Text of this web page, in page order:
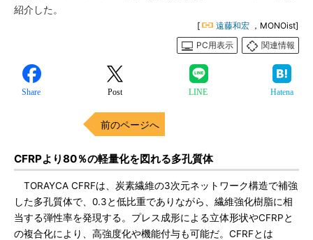
紹介した。
[ 遠藤和宏 ，MONOist]
PC用表示
関連情報
Share Post LINE Hatena
前のページへ
CFRPより80％の軽量化を図れる多孔質体
TORAYCA CFRFは、炭素繊維の3次元ネットワーク構造で補強
した多孔質体で、0.3と低比重でありながら、繊維強化樹脂に相
当する弾性率を発現する。プレス成形による立体形状やCFRPと
の複合化により、高強度化や機能付与も可能だ。CFRFとは